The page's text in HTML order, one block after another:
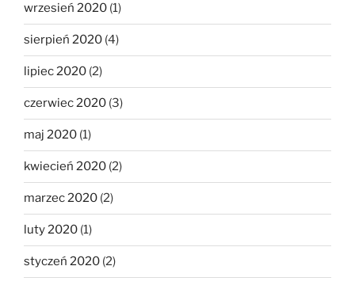
wrzesień 2020 (1)
sierpień 2020 (4)
lipiec 2020 (2)
czerwiec 2020 (3)
maj 2020 (1)
kwiecień 2020 (2)
marzec 2020 (2)
luty 2020 (1)
styczeń 2020 (2)